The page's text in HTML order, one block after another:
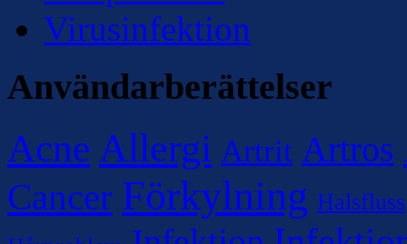
Virusinfektion
Användarberättelser
Acne Allergi Artrit Artros
Cancer Förkylning Halsfluss